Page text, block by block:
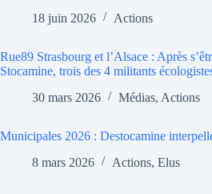
18 juin 2026
Actions
Rue89 Strasbourg et l’Alsace : Après
Stocamine, trois des 4 militants
30 mars 2026
Médias, Actions
Municipales 2026 : Destocamine
8 mars 2026
Actions, Elus